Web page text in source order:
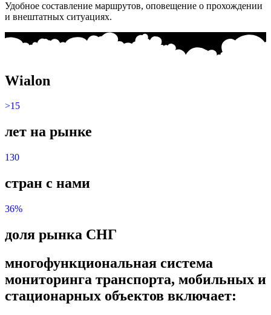
Удобное составление маршрутов, оповещение о прохождении
и внештатных ситуациях.
Wialon
>15
лет на рынке
130
стран с нами
36%
доля рынка СНГ
многофункциональная система
мониторинга транспорта, мобильных и
стационарных объектов включает: